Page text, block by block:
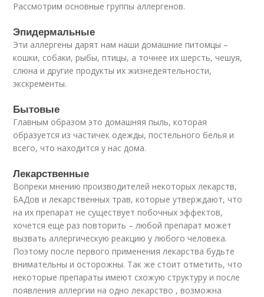
Рассмотрим основные группы аллергенов.
Эпидермальные
Эти аллергены дарят нам наши домашние питомцы –
кошки, собаки, рыбы, птицы, а точнее их шерсть, чешуя,
слюна и другие продукты их жизнедеятельности,
экскременты.
Бытовые
Главным образом это домашняя пыль, которая
образуется из частичек одежды, постельного белья и
всего, что находится у нас дома.
Лекарственные
Вопреки мнению производителей некоторых лекарств,
БАДов и лекарственных трав, которые утверждают, что
на их препарат не существует побочных эффектов,
хочется еще раз повторить – любой препарат может
вызвать аллергическую реакцию у любого человека.
Поэтому после первого применения лекарства будьте
внимательны и осторожны. Так же стоит отметить, что
некоторые препараты имеют схожую структуру и после
появления аллергии на одно лекарство , возможна